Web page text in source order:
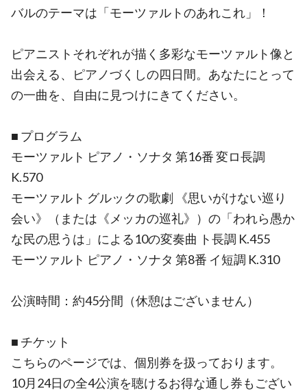
バルのテーマは「モーツァルトのあれこれ」！
ピアニストそれぞれが描く多彩なモーツァルト像と
出会える、ピアノづくしの四日間。あなたにとって
の一曲を、自由に見つけにきてください。
■ プログラム
モーツァルト ピアノ・ソナタ 第16番 変ロ長調
K.570
モーツァルト グルックの歌劇 《思いがけない巡り
会い》（または《メッカの巡礼》）の「われら愚か
な民の思うは」による10の変奏曲 ト長調 K.455
モーツァルト ピアノ・ソナタ 第8番 イ短調 K.310
公演時間：約45分間（休憩はございません）
■ チケット
こちらのページでは、個別券を扱っております。
10月24日の全4公演を聴けるお得な通し券もござい